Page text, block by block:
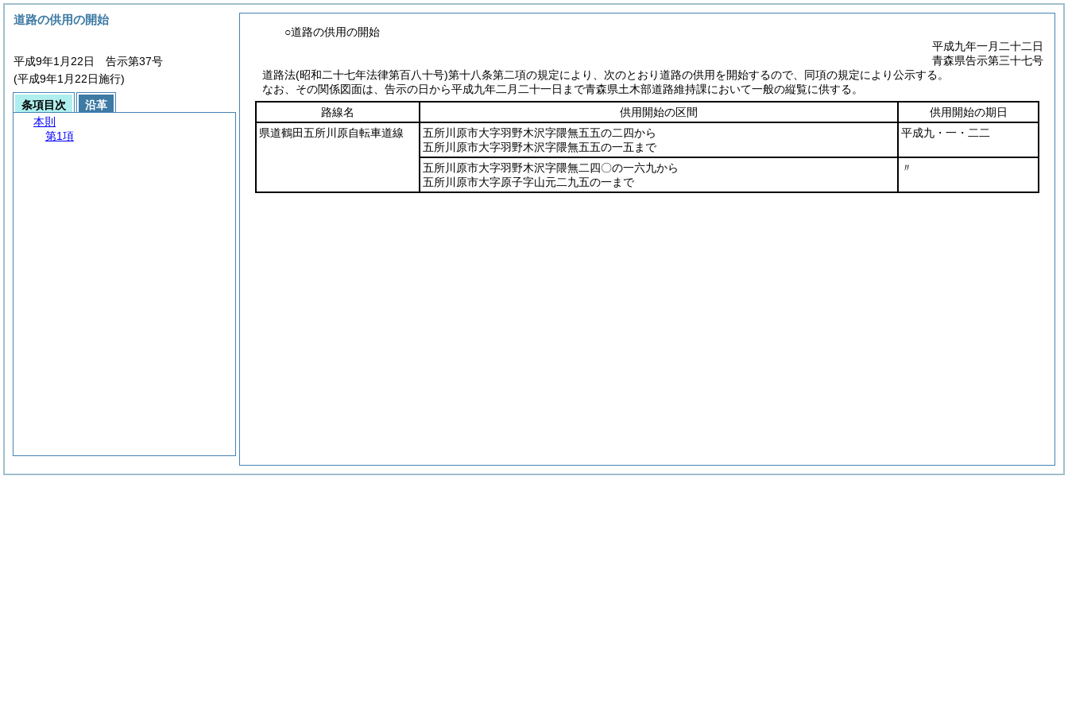
○道路の供用の開始
平成九年一月二十二日
青森県告示第三十七号
道路法(昭和二十七年法律第百八十号)第十八条第二項の規定により、次のとおり道路の供用を開始するので、同項の規定により公示する。
なお、その関係図面は、告示の日から平成九年二月二十一日まで青森県土木部道路維持課において一般の縦覧に供する。
路線名
供用開始の区間
供用開始の期日
県道鶴田五所川原自転車道線
五所川原市大字羽野木沢字隈無五五の二四から
五所川原市大字羽野木沢字隈無五五の一五まで
平成九・一・二二
五所川原市大字羽野木沢字隈無二四〇の一六九から
五所川原市大字原子字山元二九五の一まで
〃
道路の供用の開始
平成9年1月22日 告示第37号
(平成9年1月22日施行)
条項目次
沿革
本則
第1項